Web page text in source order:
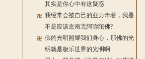
其实是你心中有这疑惑
我经常会被自己的业力牵着，我是
不是应该念南无阿弥陀佛?
佛的光明照耀我们身心，那佛的光
明就是极乐世界的光明啊